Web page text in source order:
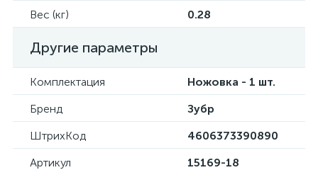
Вес (кг)
0.28
Другие параметры
Комплектация
Ножовка - 1 шт.
Бренд
Зубр
ШтрихКод
4606373390890
Артикул
15169-18